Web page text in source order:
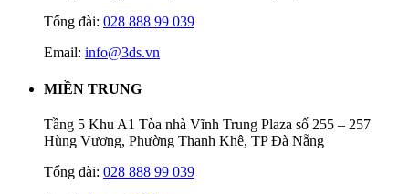
Tổng đài: 028 888 99 039
Email: info@3ds.vn
MIỀN TRUNG
Tầng 5 Khu A1 Tòa nhà Vĩnh Trung Plaza số 255 – 257
Hùng Vương, Phường Thanh Khê, TP Đà Nẵng
Tổng đài: 028 888 99 039